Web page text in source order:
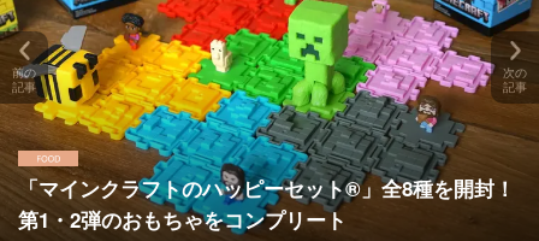
「マインクラフトのハッピーセット®」全8種を開封！
第1・2弾のおもちゃをコンプリート
前の
記事
次の
記事